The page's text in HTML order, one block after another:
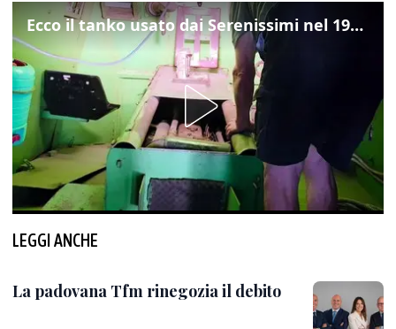
Ecco il tanko usato dai Serenissimi nel 1997 per il blitz a San Marco
LEGGI ANCHE
La padovana Tfm rinegozia il debito